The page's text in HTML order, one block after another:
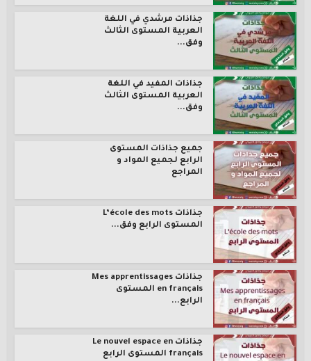
جذاذات مرشدي في اللغة
العربية المستوى الثالث
وفق...
جذاذات المفيد في اللغة
العربية المستوى الثالث
وفق...
جميع جذاذات المستوى
الرابع لجميع المواد و
المراجع
جذاذات L’école des mots
المستوى الرابع وفق...
جذاذات Mes apprentissages
en français المستوى
الرابع...
جذاذات Le nouvel espace en
français المستوى الرابع